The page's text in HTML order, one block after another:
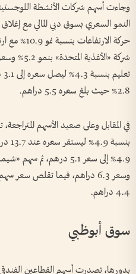
وجاءت أسهم شركات الأنشطة
النمو السعري بسوق دبي المالي مع
2.8% حيث بلغ سعره 5.5 دراهم.
في المقابل وعلى صعيد الأسهم
4.4 دراهم.
سوق أبوظبي
بدورها، تصدرت أسهم القطاعين